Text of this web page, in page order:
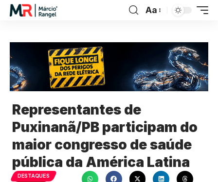
Aa
Representantes de
Puxinanã/PB participam do
maior congresso de saúde
pública da América Latina
DESTAQUES